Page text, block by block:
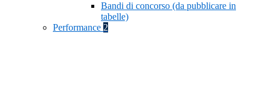
Bandi di concorso (da pubblicare in
tabelle)
Performance 2